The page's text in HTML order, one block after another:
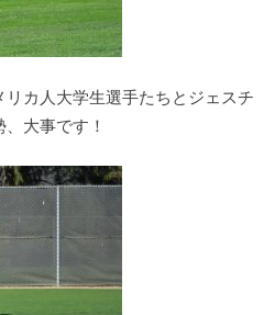
カ人大学生選手たちとジェスチ
大事です！